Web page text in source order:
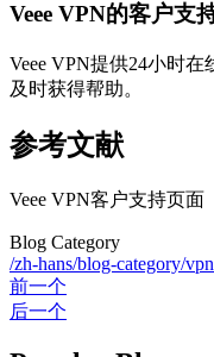
Veee VPN的客户支
Veee VPN提供24小时
及时获得帮助。
参考文献
Veee VPN客户支持页面
Blog Category
/zh-hans/blog-category/
前一个
后一个